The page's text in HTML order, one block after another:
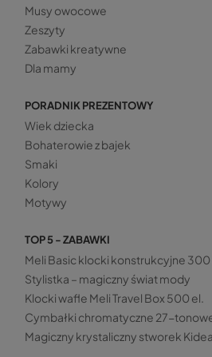
Musy owocowe
Zeszyty
Zabawki kreatywne
Dla mamy
PORADNIK PREZENTOWY
Wiek dziecka
Bohaterowie z bajek
Smaki
Kolory
Motywy
TOP 5 - ZABAWKI
Meli Basic klocki konstrukcyjne
Stylistka – magiczny świat mody
Klocki wafle Meli Travel Box 500 el.
Cymbałki chromatyczne 27-
Magiczny krystaliczny stworek Kidea